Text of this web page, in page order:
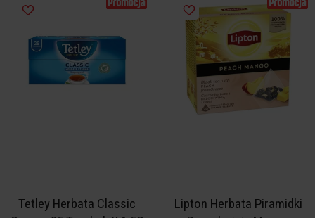
Tetley Herbata Classic
Lipton Herbata Piramidki